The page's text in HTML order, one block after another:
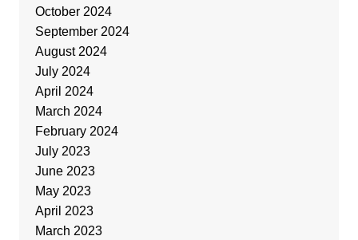
October 2024
September 2024
August 2024
July 2024
April 2024
March 2024
February 2024
July 2023
June 2023
May 2023
April 2023
March 2023